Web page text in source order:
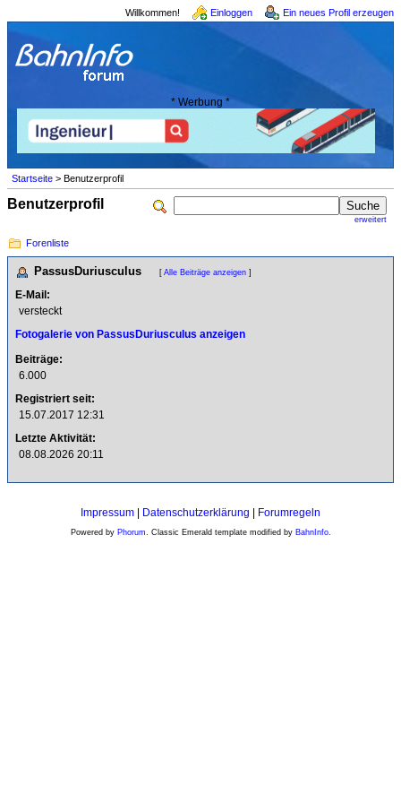
Willkommen! Einloggen Ein neues Profil erzeugen
* Werbung *
Startseite > Benutzerprofil
erweitert
Benutzerprofil
Forenliste
PassusDuriusculus [ Alle Beiträge anzeigen ]
E-Mail:
versteckt
Fotogalerie von PassusDuriusculus anzeigen
Beiträge:
6.000
Registriert seit:
15.07.2017 12:31
Letzte Aktivität:
08.08.2026 20:11
Impressum Datenschutzerklärung Forumregeln
Powered by Phorum. Classic Emerald template modified by BahnInfo.